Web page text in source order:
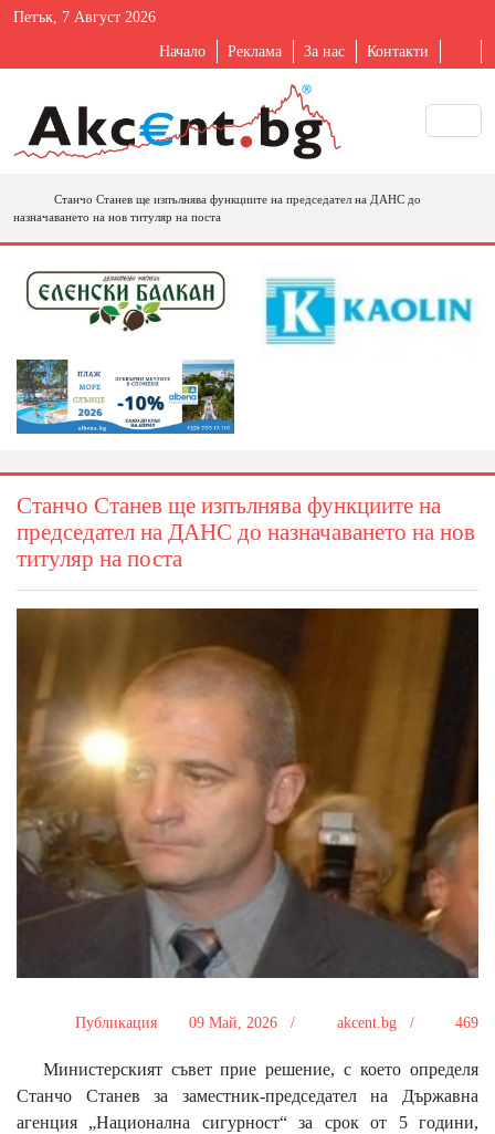
Петък, 7 Август 2026
Начало Реклама За нас Контакти
Станчо Станев ще изпълнява функциите на председател на ДАНС до
назначаването на нов титуляр на поста
Станчо Станев ще изпълнява функциите на
председател на ДАНС до назначаването на нов
титуляр на поста
Публикация 09 Май, 2026 / akcent.bg / 469
Министерският съвет прие решение, с което определя
Станчо Станев за заместник-председател на Държавна
агенция „Национална сигурност“ за срок от 5 години,